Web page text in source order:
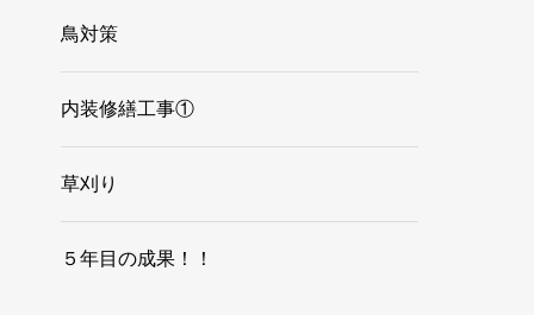
鳥対策
内装修繕工事①
草刈り
５年目の成果！！